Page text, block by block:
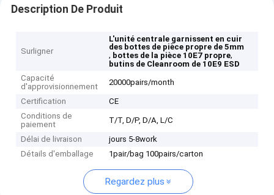
Description De Produit
Surligner
L'unité centrale garnissent en cuir
des bottes de pièce propre de 5mm
, bottes de la pièce 10E7 propre,
butins de Cleanroom de 10E9 ESD
Capacité
d'approvisionnement
20000pairs/month
Certification
CE
Conditions de
paiement
T/T, D/P, D/A, L/C
Délai de livraison
jours 5-8work
Détails d'emballage
1pair/bag 100pairs/carton
Regardez plus